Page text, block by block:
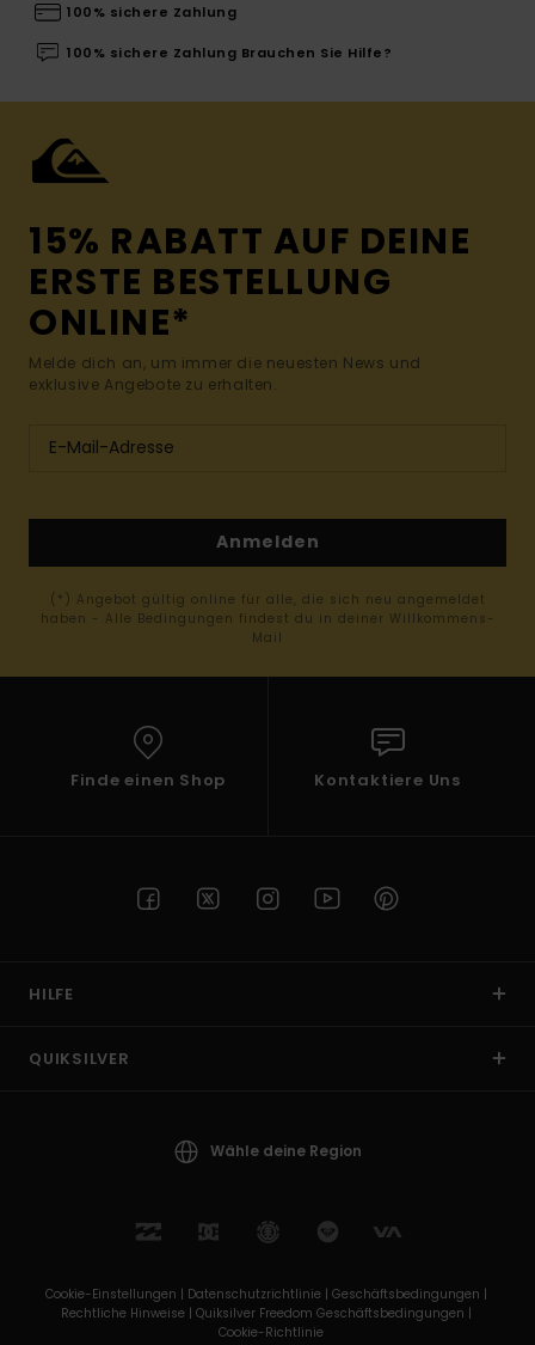
100% sichere Zahlung
100% sichere Zahlung Brauchen Sie Hilfe?
15% RABATT AUF DEINE
ERSTE BESTELLUNG
ONLINE*
Melde dich an, um immer die neuesten News und
exklusive Angebote zu erhalten.
Anmelden
(*) Angebot gültig online für alle, die sich neu angemeldet
haben - Alle Bedingungen findest du in deiner Willkommens-
Mail
Finde einen Shop Kontaktiere Uns
HILFE
QUIKSILVER
Wähle deine Region
Cookie-Einstellungen | Datenschutzrichtlinie | Geschäftsbedingungen |
Rechtliche Hinweise | Quiksilver Freedom Geschäftsbedingungen |
Cookie-Richtlinie